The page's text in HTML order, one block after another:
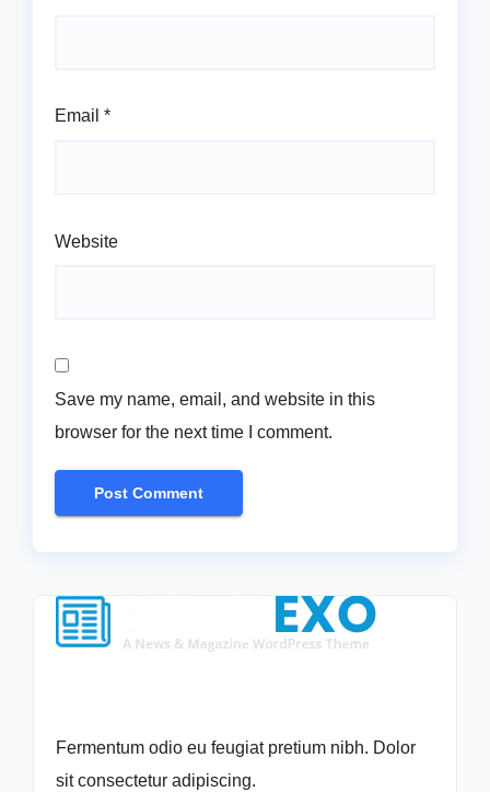
Email *
Website
Save my name, email, and website in this
browser for the next time I comment.
Fermentum odio eu feugiat pretium nibh. Dolor
sit consectetur adipiscing.